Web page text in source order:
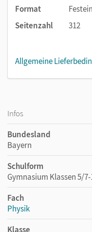
Format
Seitenzahl
312
Allgemeine
Infos
Bundesland
Bayern
Schulform
Gymnasium Klassen 5/7-
Fach
Physik
Klasse